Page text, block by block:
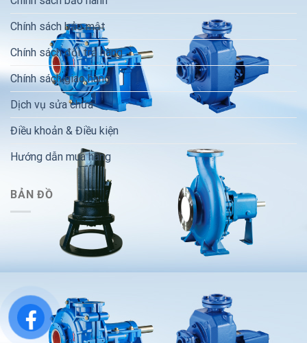
Chính sách bảo mật
Chính sách đổi trả hàng
Chính sách giao hàng
Dịch vụ sửa chữa
Điều khoản & Điều kiện
Hướng dẫn mua hàng
BẢN ĐỒ